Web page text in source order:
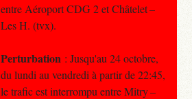
entre Aéroport CDG 2 et Châtelet –
Les H. (tvx).
Perturbation : Jusqu'au 24 octobre,
du lundi au vendredi à partir de 22:45,
le trafic est interrompu entre Mitry –